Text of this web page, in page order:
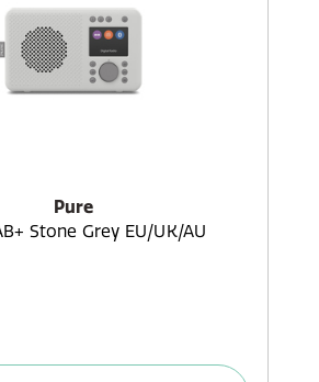
Pure
Stone Grey EU/UK/AU